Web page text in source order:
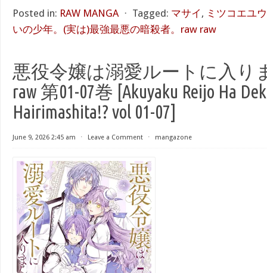
Posted in: RAW MANGA ⋅ Tagged: マサイ , ミツコエユウ
いの少年。(実は)最強最悪の暗殺者。raw raw
悪役令嬢は溺愛ルートに入り
raw 第01-07巻 [Akuyaku Reijo Ha
Hairimashita!? vol 01-07]
June 9, 2026 2:45 am ⋅ Leave a Comment ⋅ mangazone